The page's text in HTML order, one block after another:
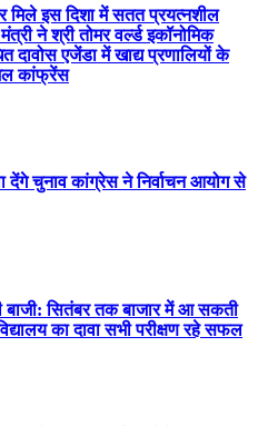
मिले इस दिशा में सतत प्रयत्नशील
ने श्री तोमर वर्ल्ड इकॉनोमिक
दावोस एजेंडा में खाद्य प्रणालियों के
कांफ्रेंस
देंगे चुनाव कांग्रेस ने निर्वाचन आयोग से
बाजी: सितंबर तक बाजार में आ सकती
का दावा सभी परीक्षण रहे सफल